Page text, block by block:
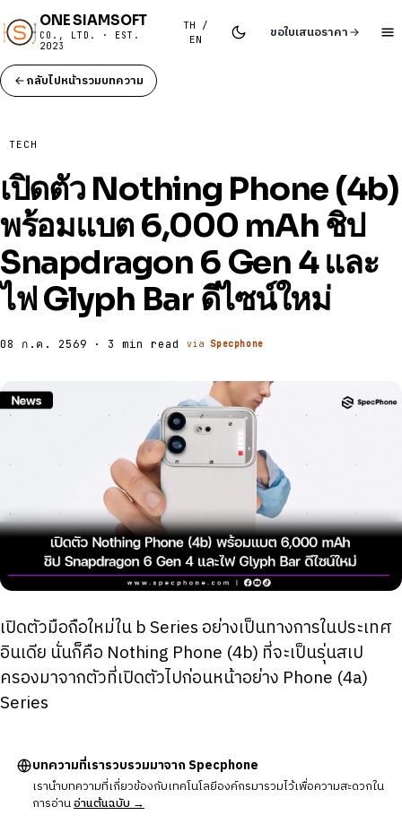
ONE SIAMSOFT
CO., LTD. · EST.
2023
TH /
EN
ขอใบเสนอราคา
กลับไปหน้ารวมบทความ
TECH
เปิดตัว Nothing Phone (4b)
พร้อมแบต 6,000 mAh ชิป
Snapdragon 6 Gen 4 และ
ไฟ Glyph Bar ดีไซน์ใหม่
08 ก.ค. 2569 · 3 min read via Specphone
เปิดตัวมือถือใหม่ใน b Series อย่างเป็นทางการในประเทศ
อินเดีย นั่นก็คือ Nothing Phone (4b) ที่จะเป็นรุ่นสเป
ครองมาจากตัวที่เปิดตัวไปก่อนหน้าอย่าง Phone (4a)
Series
บทความที่เรารวบรวมมาจาก Specphone
เรานำบทความที่เกี่ยวข้องกับเทคโนโลยีองค์กรมารวมไว้เพื่อความสะดวกใน
การอ่านอ่านต้นฉบับ →